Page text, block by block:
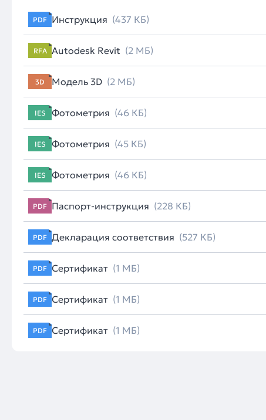
PDF Инструкция (437 КБ)
RFA Autodesk Revit (2 МБ)
3D Модель 3D (2 МБ)
IES Фотометрия (46 КБ)
IES Фотометрия (45 КБ)
IES Фотометрия (46 КБ)
PDF Паспорт-инструкция (228 КБ)
PDF Декларация соответствия (527 КБ)
PDF Сертификат (1 МБ)
PDF Сертификат (1 МБ)
PDF Сертификат (1 МБ)